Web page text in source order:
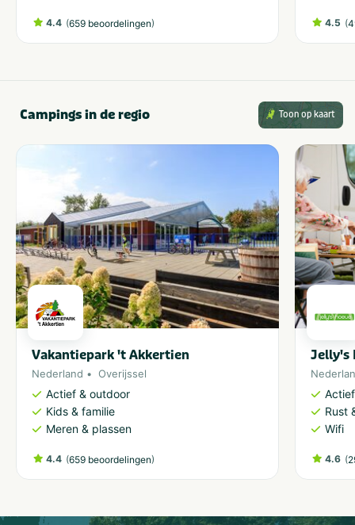
4.4 (659 beoordelingen) 4.5 (
Campings in de regio Toon op kaart
Vakantiepark 't Akkertien
Nederland Overijssel
Actief & outdoor
Kids & familie
Meren & plassen
4.4 (659 beoordelingen)
Jelly's
Rust
Wifi
4.6 (